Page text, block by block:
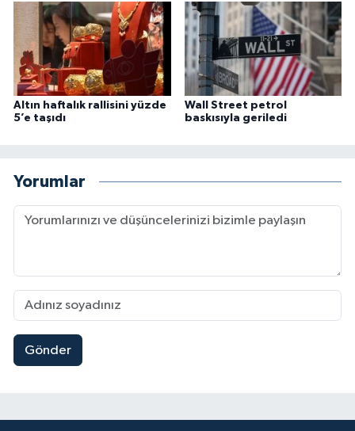
Altın haftalık rallisini yüzde
5’e taşıdı
Wall Street petrol
baskısıyla geriledi
Yorumlar
Gönder